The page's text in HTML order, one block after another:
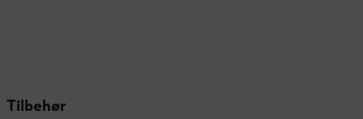
Tilbehør